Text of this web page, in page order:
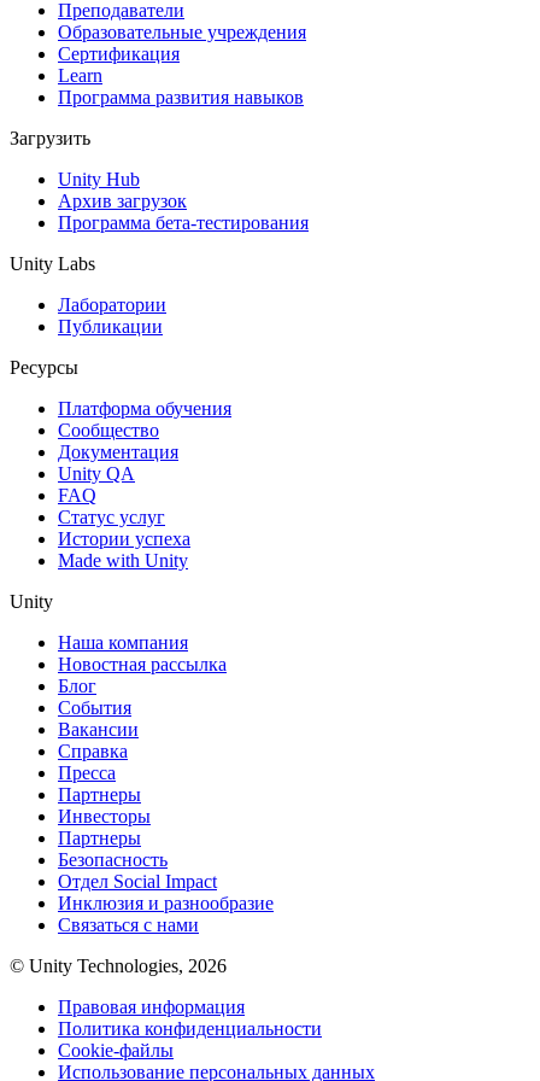
XR-игры
Запускайте XR-игры на разных платформах
Упрощенное создание многопользовательских игр
Преподаватели
Образовательные учреждения
Сертификация
Learn
Программа развития навыков
Загрузить
Unity Hub
Архив загрузок
Программа бета-тестирования
Unity Labs
Лаборатории
Публикации
Ресурсы
Платформа обучения
Сообщество
Документация
Unity QA
FAQ
Статус услуг
Истории успеха
Made with Unity
Unity
Наша компания
Новостная рассылка
Блог
События
Вакансии
Справка
Пресса
Партнеры
Инвесторы
Партнеры
Безопасность
Отдел Social Impact
Инклюзия и разнообразие
Связаться с нами
© Unity Technologies, 2026
Правовая информация
Политика конфиденциальности
Cookie-файлы
Использование персональных данных